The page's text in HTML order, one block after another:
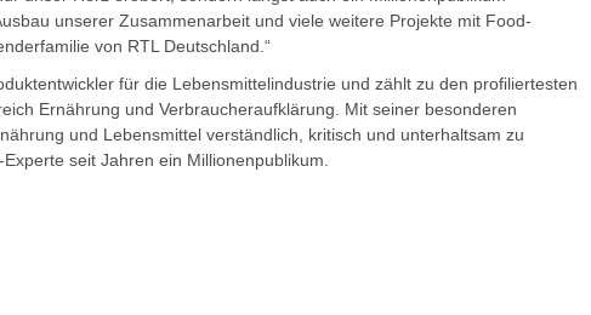
unserer Zusammenarbeit und viele weitere Projekte mit Food-
von RTL Deutschland.“
für die Lebensmittelindustrie und zählt zu den profiliertesten
Ernährung und Verbraucheraufklärung. Mit seiner besonderen
und Lebensmittel verständlich, kritisch und unterhaltsam zu
seit Jahren ein Millionenpublikum.